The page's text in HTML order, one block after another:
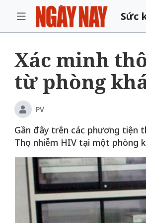
Sức
Xác minh
từ phòng
PV
Gần đây trên các phương tiện
Thọ nhiễm HIV tại một phòng